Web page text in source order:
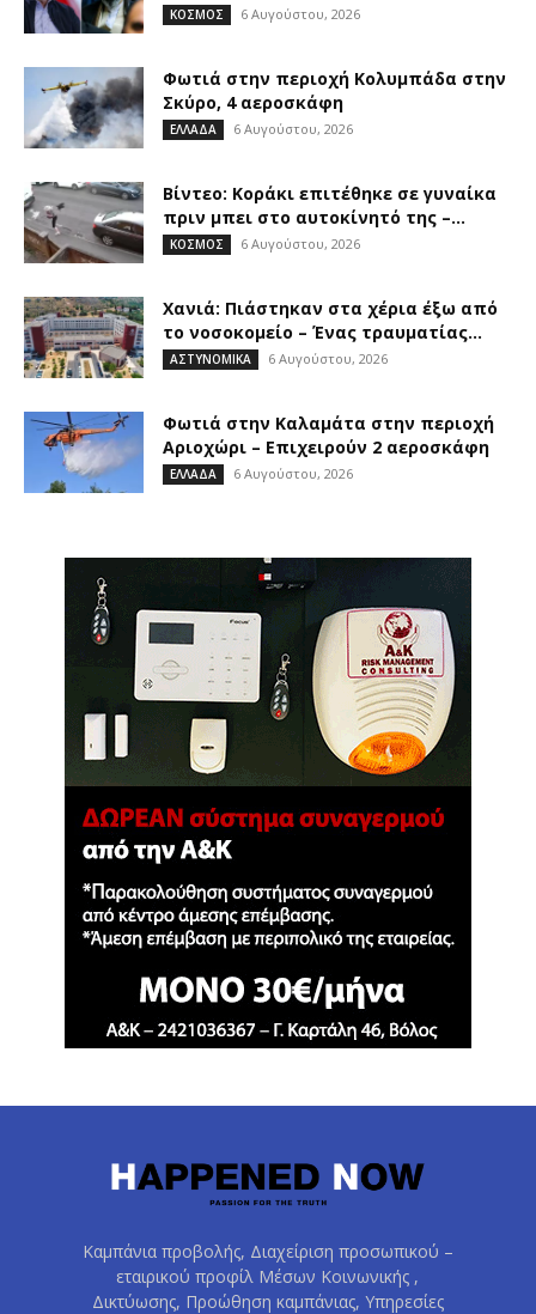
ΚΟΣΜΟΣ 6 Αυγούστου, 2026
Φωτιά στην περιοχή Κολυμπάδα στην
Σκύρο, 4 αεροσκάφη
ΕΛΛΑΔΑ 6 Αυγούστου, 2026
Βίντεο: Κοράκι επιτέθηκε σε γυναίκα
πριν μπει στο αυτοκίνητό της –...
ΚΟΣΜΟΣ 6 Αυγούστου, 2026
Χανιά: Πιάστηκαν στα χέρια έξω από
το νοσοκομείο – Ένας τραυματίας...
ΑΣΤΥΝΟΜΙΚΑ 6 Αυγούστου, 2026
Φωτιά στην Καλαμάτα στην περιοχή
Αριοχώρι – Επιχειρούν 2 αεροσκάφη
ΕΛΛΑΔΑ 6 Αυγούστου, 2026
Καμπάνια προβολής, Διαχείριση προσωπικού –
εταιρικού προφίλ Μέσων Κοινωνικής ,
Δικτύωσης, Προώθηση καμπάνιας, Υπηρεσίες